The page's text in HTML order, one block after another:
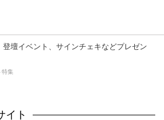
登壇イベント、サインチェキなどプレゼン
特集
イト